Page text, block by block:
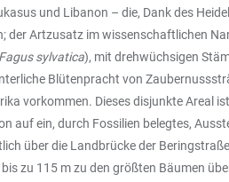
und Libanon – die, Dank des
der Artzusatz im wissenschaftlichen
Fagus sylvatica), mit drehwüchsigen
Blütenpracht von
vorkommen. Dieses disjunkte Areal
auf ein, durch Fossilien belegtes,
über die Landbrücke der
zu 115 m zu den größten Bäumen